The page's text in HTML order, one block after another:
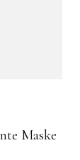
Maske